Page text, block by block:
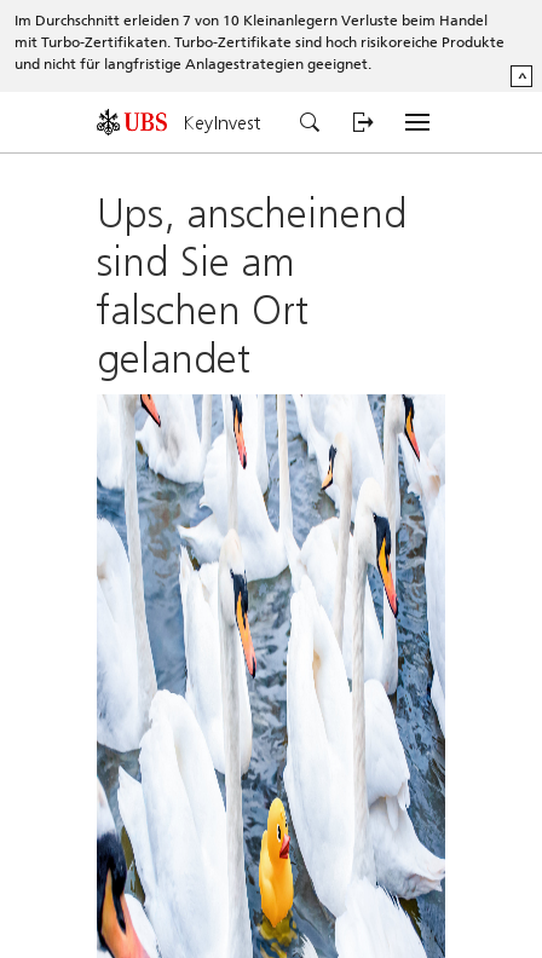
Im Durchschnitt erleiden 7 von 10 Kleinanlegern Verluste beim Handel
mit Turbo-Zertifikaten. Turbo-Zertifikate sind hoch risikoreiche Produkte
und nicht für langfristige Anlagestrategien geeignet.
^
KeyInvest
Ups, anscheinend
sind Sie am
falschen Ort
gelandet